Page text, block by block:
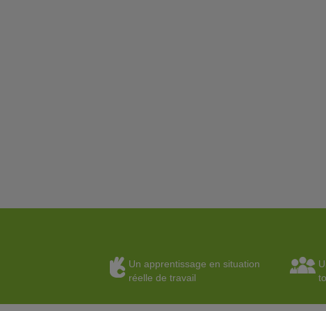
Un apprentissage en situation
réelle de travail